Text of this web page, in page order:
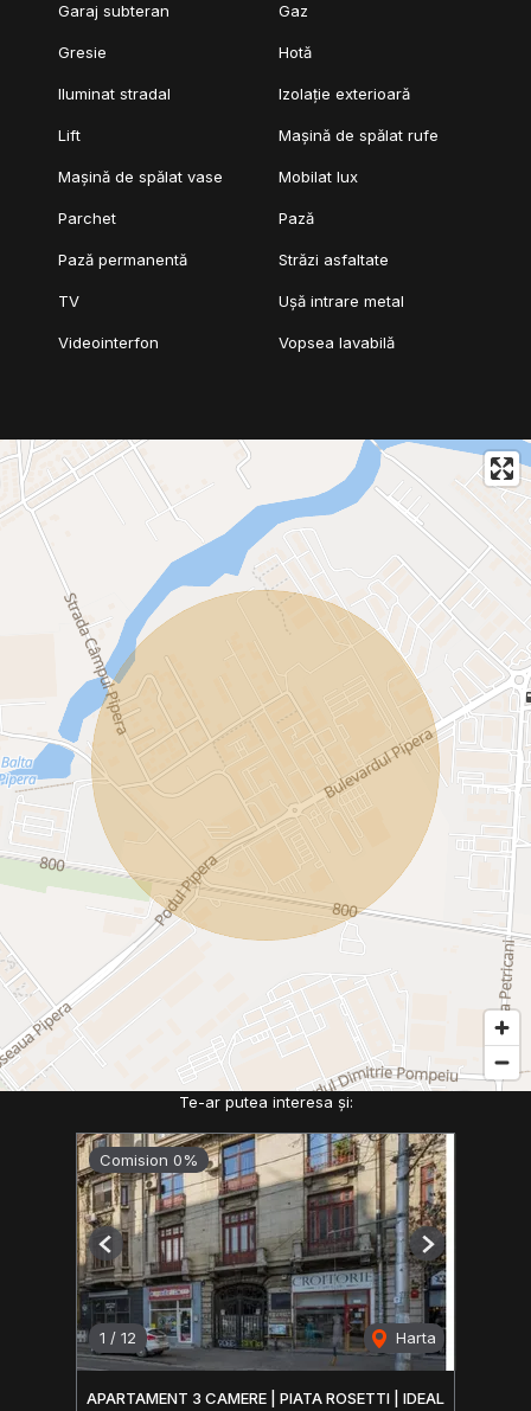
Garaj subteran Gaz
Gresie Hotă
Iluminat stradal Izolație exterioară
Lift Mașină de spălat rufe
Mașină de spălat vase Mobilat lux
Parchet Pază
Pază permanentă Străzi asfaltate
TV Ușă intrare metal
Videointerfon Vopsea lavabilă
Te-ar putea interesa și:
Comision 0%
1 / 12 Harta
Previous Next
APARTAMENT 3 CAMERE | PIATA ROSETTI | IDEAL